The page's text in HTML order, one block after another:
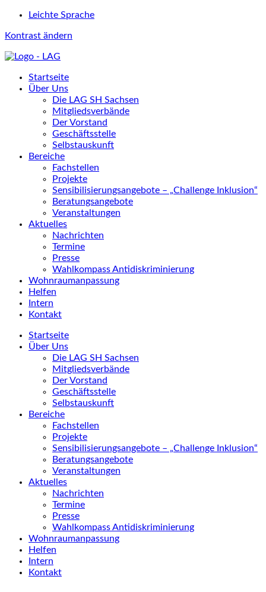
Leichte Sprache
Kontrast ändern
Startseite
Über Uns
Die LAG SH Sachsen
Mitgliedsverbände
Der Vorstand
Geschäftsstelle
Selbstauskunft
Bereiche
Fachstellen
Projekte
Sensibilisierungsangebote – „Challenge Inklusion“
Beratungsangebote
Veranstaltungen
Aktuelles
Nachrichten
Termine
Presse
Wahlkompass Antidiskriminierung
Wohnraumanpassung
Helfen
Intern
Kontakt
Startseite
Über Uns
Die LAG SH Sachsen
Mitgliedsverbände
Der Vorstand
Geschäftsstelle
Selbstauskunft
Bereiche
Fachstellen
Projekte
Sensibilisierungsangebote – „Challenge Inklusion“
Beratungsangebote
Veranstaltungen
Aktuelles
Nachrichten
Termine
Presse
Wahlkompass Antidiskriminierung
Wohnraumanpassung
Helfen
Intern
Kontakt